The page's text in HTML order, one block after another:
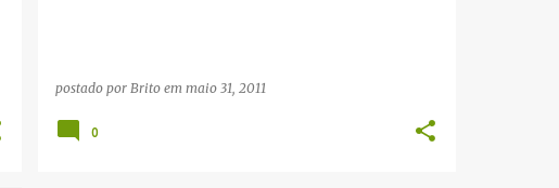
postado por Brito em maio 31, 2011
0